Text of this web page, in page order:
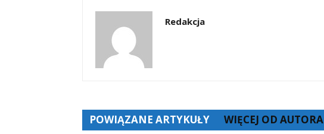
Redakcja
POWIĄZANE ARTYKUŁY WIĘCEJ OD AUTORA